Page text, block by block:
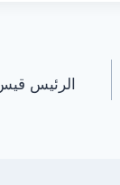
الرئيس